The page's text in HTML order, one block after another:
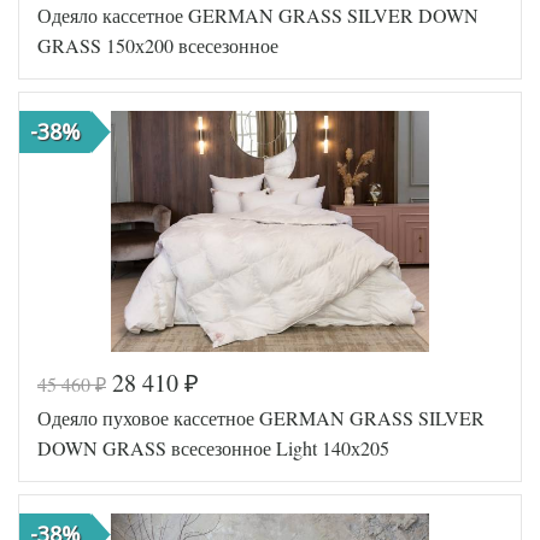
Артикул
GG-FD-1250
Ширина х
Длина
140х205 (1,5-
сп)
Сезонность
Всесезонное
Наполнитель
Гусиный пух
Ткань
Сатин
пуходержащий
German Grass
(Австрия)
Код товара
561-366
Артикул
GG-81132
Ширина х
Длина
150х200
(1,5-сп)
Сезонность
Всесезонное
Наполнитель
Гусиный
пух и перо
Одеяло кассетное GERMAN GRASS SILVER DOWN
GRASS 150х200 всесезонное
-38%
45 460₽ 28 410 ₽
Одеяло пуховое кассетное GERMAN GRASS SILVER
DOWN GRASS всесезонное Light 140х205